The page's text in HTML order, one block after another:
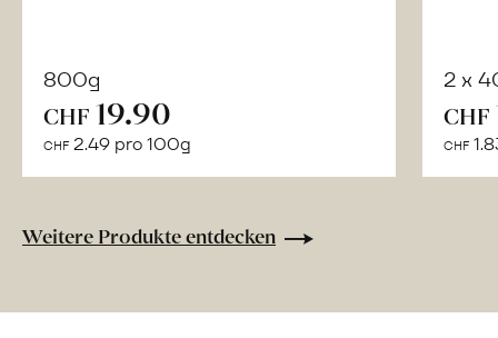
800g
CHF 19.90
CHF 2.49 pro 100g
2 x
CHF
CHF
Weitere Produkte entdecken